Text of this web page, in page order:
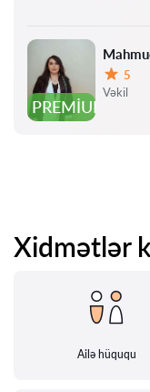
PREMIUM
Qiymət:
5
Vəkil
Xidmətlər
Ailə hüququ